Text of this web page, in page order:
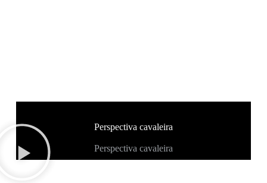
Perspectiva cavaleira
Perspectiva cavaleira